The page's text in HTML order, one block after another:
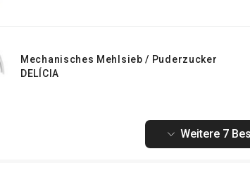
Mechanisches Mehlsieb / Puderzucker
DELÍCIA
Weitere 7